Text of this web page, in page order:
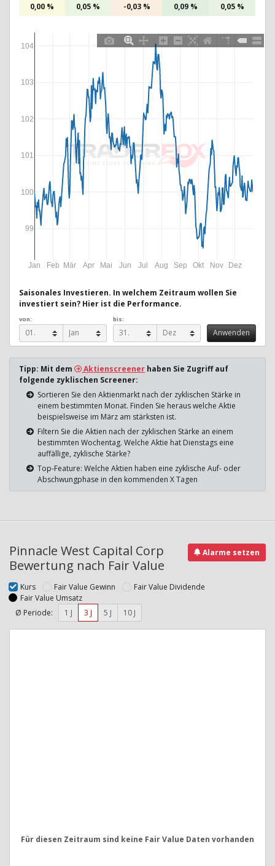
Jan Feb Mär Apr Mai Jun Jul Aug Sep Okt Nov Dez
99
100
101
102
103
104
0,00 %
0,05 % -0,03 % 0,09 % 0,05 %
Saisonales Investieren. In welchem Zeitraum wollen Sie
investiert sein? Hier ist die Performance.
von: bis:
Tipp: Mit dem Aktienscreener haben Sie Zugriff auf
folgende zyklischen Screener:
Sortieren Sie den Aktienmarkt nach der zyklischen Stärke in
einem bestimmten Monat. Finden Sie heraus welche Aktie
beispielsweise im März am stärksten ist.
Filtern Sie die Aktien nach der zyklischen Stärke an einem
bestimmten Wochentag. Welche Aktie hat Dienstags eine
auffällige, zyklische Stärke?
Top-Feature: Welche Aktien haben eine zyklische Auf- oder
Abschwungphase in den kommenden X Tagen
Pinnacle West Capital Corp
Bewertung nach Fair Value
Alarme setzen
Kurs Fair Value Gewinn
Fair Value Dividende
Fair Value Umsatz
Ø Periode:
1 J 3 J 5 J 10 J
Für diesen Zeitraum sind keine Fair Value Daten vorhanden